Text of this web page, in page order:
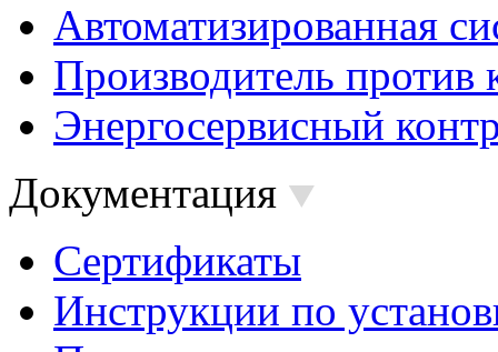
Автоматизированная
Производитель против
Энергосервисный
Документация
Сертификаты
Инструкции по